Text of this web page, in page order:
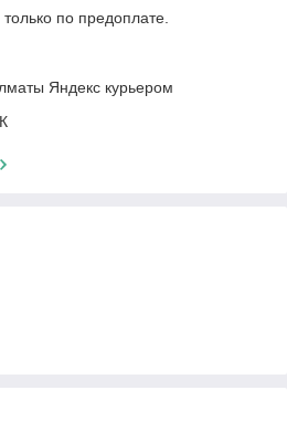
по предоплате.
Яндекс курьером